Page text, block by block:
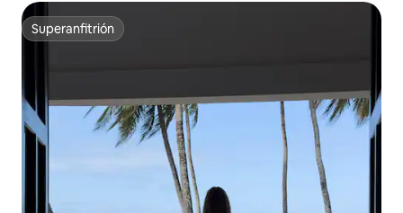
Superanfitrión
Superanfitrión